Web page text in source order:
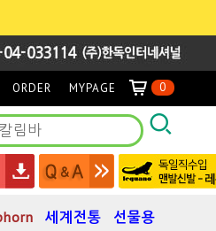
ORDER MYPAGE 0
세계전통 선물용